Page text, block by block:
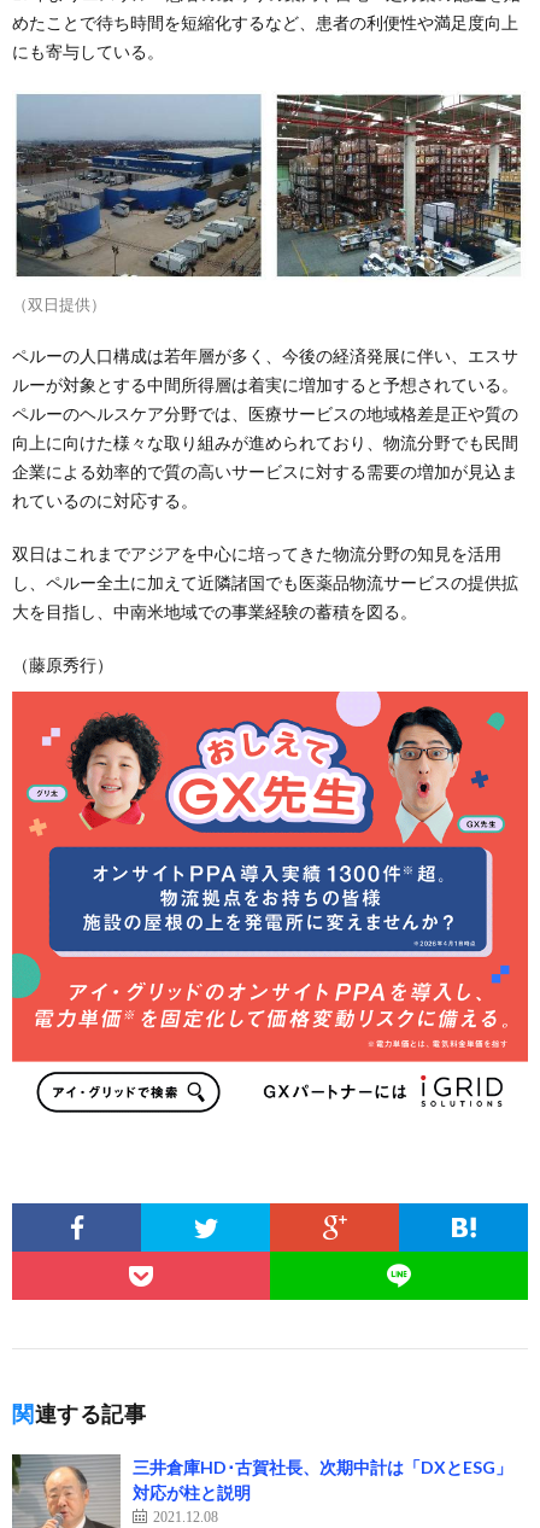
めたことで待ち時間を短縮化するなど、患者の利便性や満足度向上
にも寄与している。
（双日提供）
ペルーの人口構成は若年層が多く、今後の経済発展に伴い、エスサ
ルーが対象とする中間所得層は着実に増加すると予想されている。
ペルーのヘルスケア分野では、医療サービスの地域格差是正や質の
向上に向けた様々な取り組みが進められており、物流分野でも民間
企業による効率的で質の高いサービスに対する需要の増加が見込ま
れているのに対応する。
双日はこれまでアジアを中心に培ってきた物流分野の知見を活用
し、ペルー全土に加えて近隣諸国でも医薬品物流サービスの提供拡
大を目指し、中南米地域での事業経験の蓄積を図る。
（藤原秀行）
関連する記事
三井倉庫HD･古賀社長、次期中計は「DXとESG」
対応が柱と説明
2021.12.08